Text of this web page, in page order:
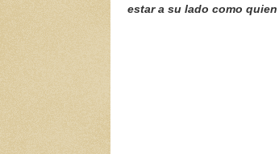
estar a su lado como